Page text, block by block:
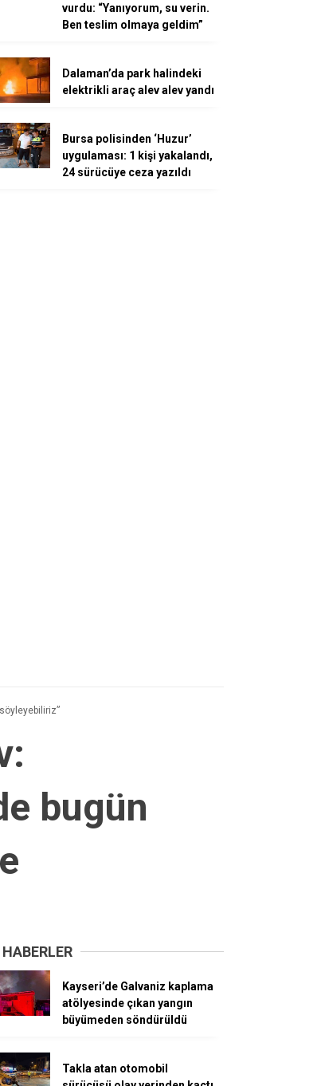
vurdu: “Yanıyorum, su verin.
Ben teslim olmaya geldim”
Dalaman’da park halindeki
elektrikli araç alev alev yandı
Bursa polisinden ‘Huzur’
uygulaması: 1 kişi yakalandı,
24 sürücüye ceza yazıldı
bugün
Kayseri’de Galvaniz kaplama
atölyesinde çıkan yangın
büyümeden söndürüldü
Takla atan otomobil